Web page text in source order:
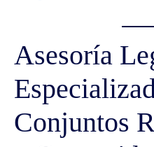
Asesoría
Conjuntos